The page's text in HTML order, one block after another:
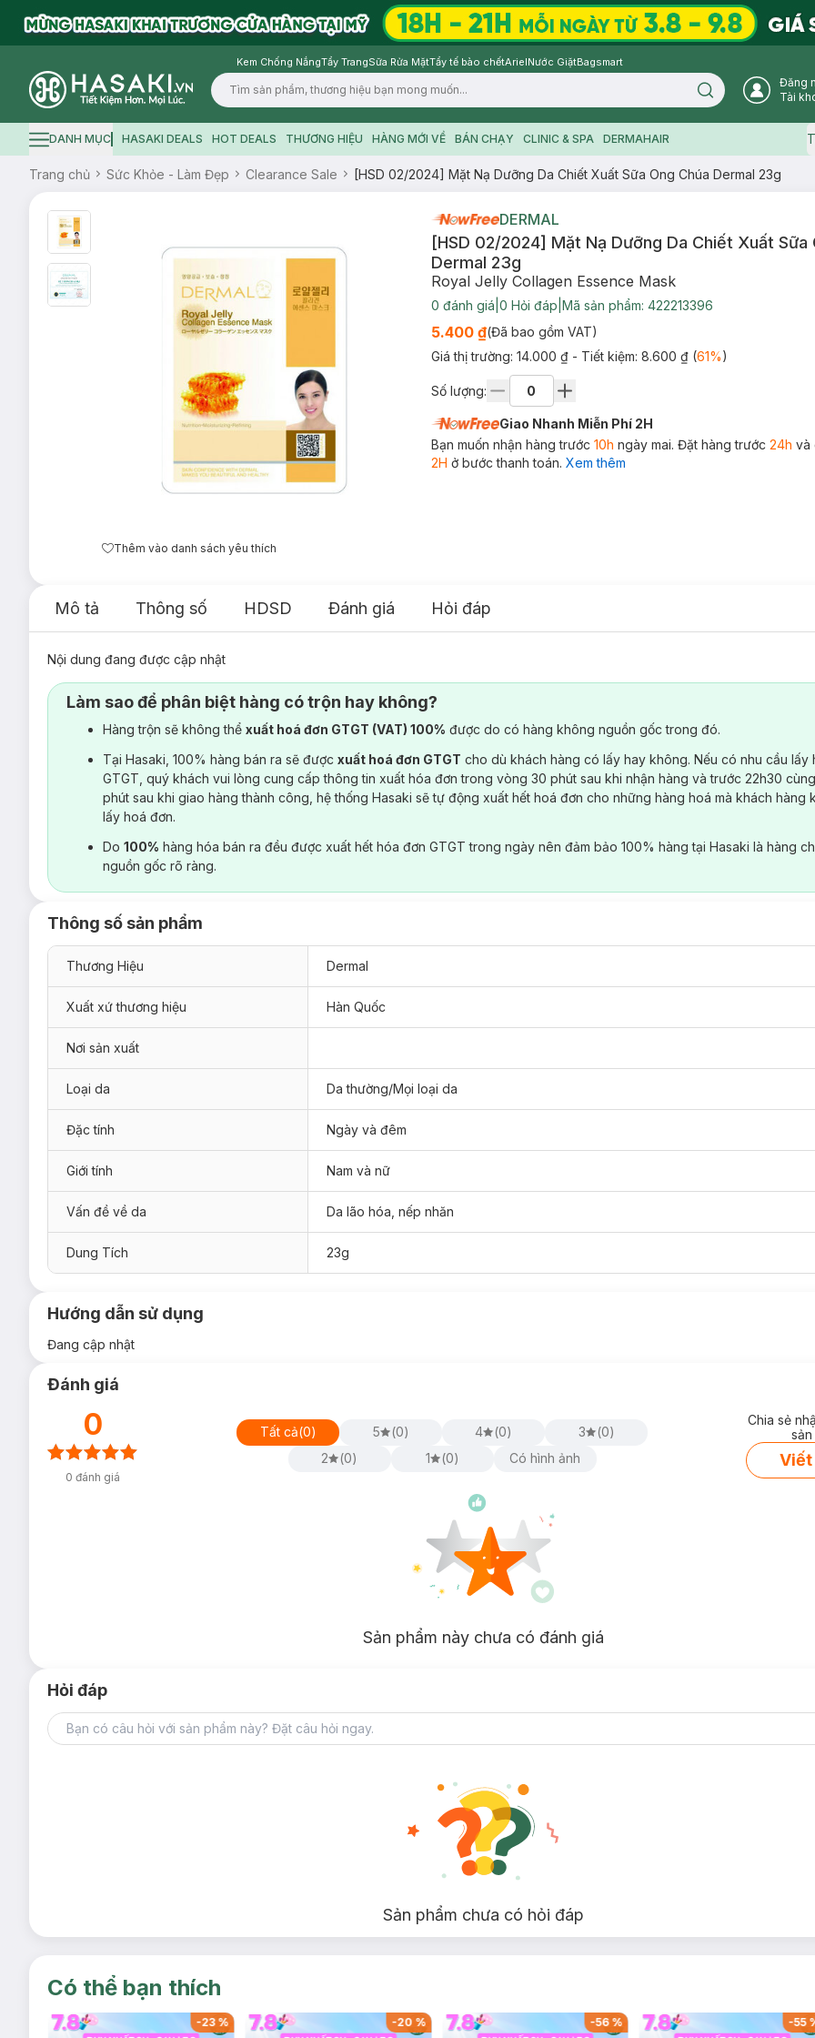
Kem Chống NắngTẩy TrangSữa Rửa MặtTẩy tế bào chếtArielNước GiặtBagsmart
Logo
Search icon
Đăng
Tài
Hamburger icon
DANH MỤC HASAKI DEALS HOT DEALS THƯƠNG HIỆU HÀNG MỚI VỀ BÁN CHẠY CLINIC & SPA DERMAHAIR
Trang chủ Sức Khỏe - Làm Đẹp Clearance Sale [HSD 02/2024] Mặt Nạ Dưỡng Da Chiết Xuất Sữa Ong Chúa Dermal 23g
Thêm vào danh sách yêu thích
DERMAL
[HSD 02/2024] Mặt Nạ Dưỡng Da Chiết Xuất Sữa
Dermal 23g
Royal Jelly Collagen Essence Mask
0 đánh giá 0 Hỏi đáp Mã sản phẩm: 422213396
5.400 ₫(Đã bao gồm VAT)
Giá thị trường: 14.000 ₫ - Tiết kiệm: 8.600 ₫(61%)
Số lượng:
Giao Nhanh Miễn Phí 2H
Bạn muốn nhận hàng trước 10h ngày mai. Đặt hàng trước 24h và
2H ở bước thanh toán. Xem thêm
Mô tả Thông số HDSD Đánh giá Hỏi đáp
Nội dung đang được cập nhật
Làm sao để phân biệt hàng có trộn hay không?
Hàng trộn sẽ không thể xuất hoá đơn GTGT (VAT) 100% được do có hàng không nguồn gốc trong đó.
Tại Hasaki, 100% hàng bán ra sẽ được xuất hoá đơn GTGT cho dù khách hàng có lấy hay không. Nếu có nhu cầu lấy
GTGT, quý khách vui lòng cung cấp thông tin xuất hóa đơn trong vòng 30 phút sau khi nhận hàng và trước 22h30
phút sau khi giao hàng thành công, hệ thống Hasaki sẽ tự động xuất hết hoá đơn cho những hàng hoá mà khách hàng
lấy hoá đơn.
Do 100% hàng hóa bán ra đều được xuất hết hóa đơn GTGT trong ngày nên đảm bảo 100% hàng tại Hasaki là hàng
nguồn gốc rõ ràng.
Thông số sản phẩm
Thương Hiệu Dermal
Xuất xứ thương hiệu Hàn Quốc
Nơi sản xuất
Loại da Da thường/Mọi loại da
Đặc tính Ngày và đêm
Giới tính Nam và nữ
Vấn đề về da Da lão hóa, nếp nhăn
Dung Tích 23g
Hướng dẫn sử dụng
Đang cập nhật
Đánh giá
0
0 đánh giá
Tất cả(0) 5 (0) 4 (0) 3 (0)
2
(0) 1 (0) Có hình ảnh
Chia sẻ
Viết
Sản phẩm này chưa có đánh giá
Hỏi đáp
Sản phẩm chưa có hỏi đáp
Có thể bạn thích
-23% -20 % -56% -55